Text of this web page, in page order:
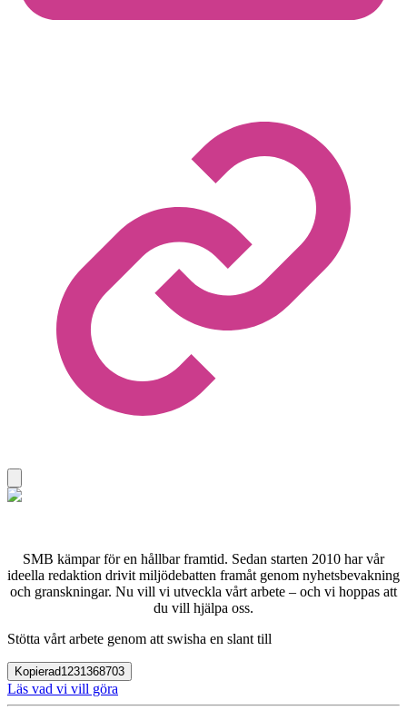
SMB kämpar för en hållbar framtid. Sedan starten 2010 har vår
ideella redaktion drivit miljödebatten framåt genom nyhetsbevakning
och granskningar. Nu vill vi utveckla vårt arbete – och vi hoppas att
du vill hjälpa oss.
Stötta vårt arbete genom att swisha en slant till
Kopierad1231368703
Läs vad vi vill göra